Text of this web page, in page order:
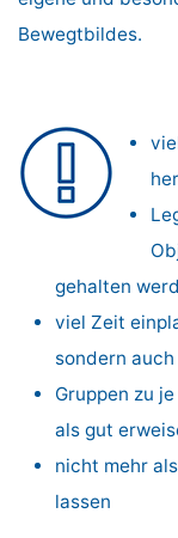
Bewegtbildes.
gehalten
viel Zeit
sondern
Gruppen zu
als gut
nicht mehr
lassen